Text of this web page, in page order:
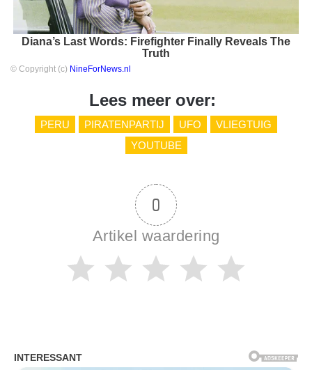
Diana’s Last Words: Firefighter Finally Reveals The
Truth
© Copyright (c) NineForNews.nl
Lees meer over:
PERU PIRATENPARTIJ UFO
VLIEGTUIG
YOUTUBE
0
Artikel waardering